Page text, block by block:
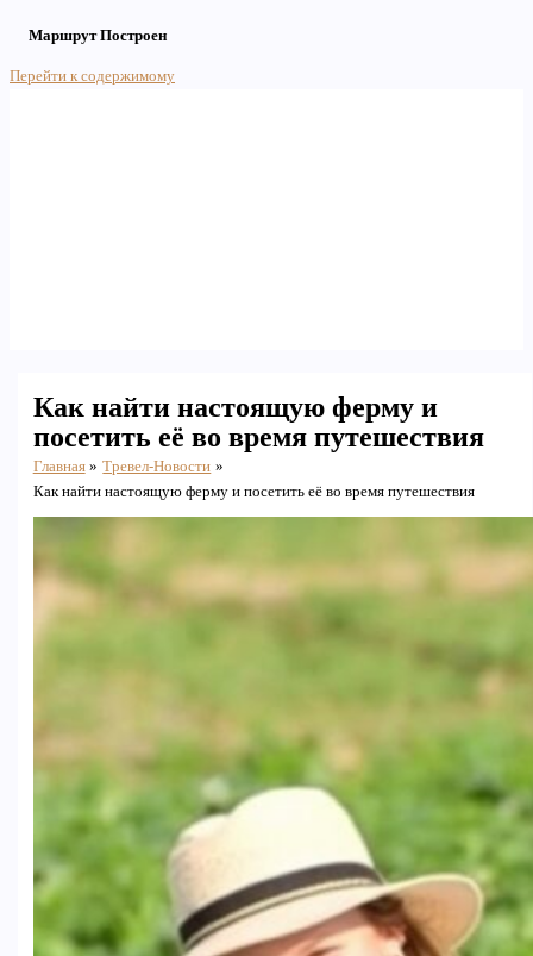
Маршрут Построен
Перейти к содержимому
Как найти настоящую ферму и
посетить её во время путешествия
Главная
Тревел-Новости
Как найти настоящую ферму и посетить её во время путешествия